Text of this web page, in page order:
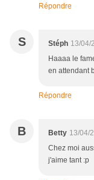
Répondre
S Stéph 13/04/
Haaaa le
en attendant
Répondre
B Betty 13/04/
Chez moi
j'aime tant :p